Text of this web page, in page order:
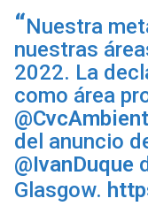
Nuestra
nuestras
2022. La
como área
del anuncio
@IvanDuque
Glasgow.